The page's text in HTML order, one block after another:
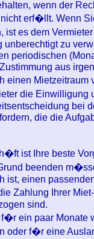
wenn der
erf�llt. Wenn
es dem
unberechtigt zu
periodischen
aus
einen
die
bei
die die
ist Ihre beste
beenden
ist, einen
Zahlung Ihrer
sind.
f�r ein paar
oder f�r eine